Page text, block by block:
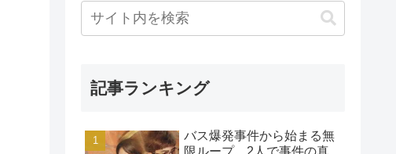
記事ランキング
バス爆発事件から始まる無
限ループ、2人で事件の真